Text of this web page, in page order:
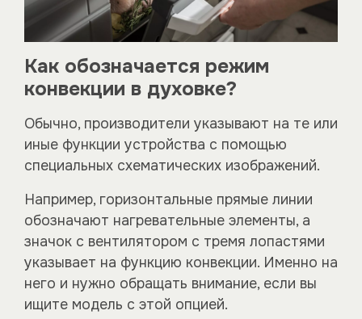
Как обозначается режим
конвекции в духовке?
Обычно, производители указывают на те или
иные функции устройства с помощью
специальных схематических изображений.
Например, горизонтальные прямые линии
обозначают нагревательные элементы, а
значок с вентилятором с тремя лопастями
указывает на функцию конвекции. Именно на
него и нужно обращать внимание, если вы
ищите модель с этой опцией.